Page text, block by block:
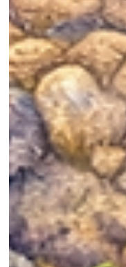
6 mars 4 min de lecture
Animaux & Compagnie
20 idées
simples et
20 idées de bricolage
arbres à chat et
recyclés.